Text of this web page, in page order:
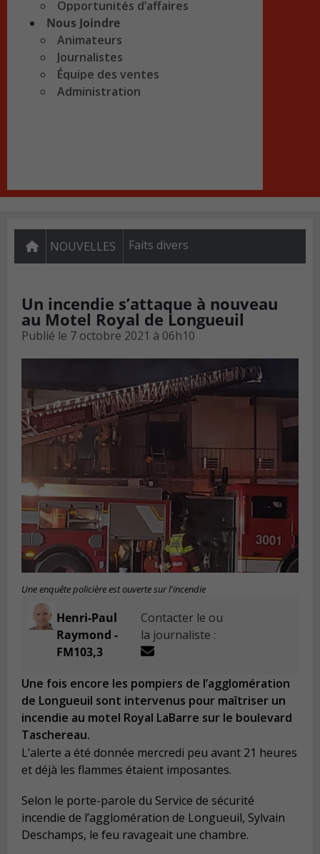
Opportunités d’affaires
Nous Joindre
Animateurs
Journalistes
Équipe des ventes
Administration
NOUVELLES Faits divers
Un incendie s’attaque à nouveau
au Motel Royal de Longueuil
Publié le 7 octobre 2021 à 06h10
Une enquête policière est ouverte sur l'incendie
Henri-Paul
Raymond -
FM103,3
Contacter le ou
la journaliste :
Une fois encore les pompiers de l’agglomération
de Longueuil sont intervenus pour maîtriser un
incendie au motel Royal LaBarre sur le boulevard
Taschereau.
L’alerte a été donnée mercredi peu avant 21 heures
et déjà les flammes étaient imposantes.
Selon le porte-parole du Service de sécurité
incendie de l’agglomération de Longueuil, Sylvain
Deschamps, le feu ravageait une chambre.